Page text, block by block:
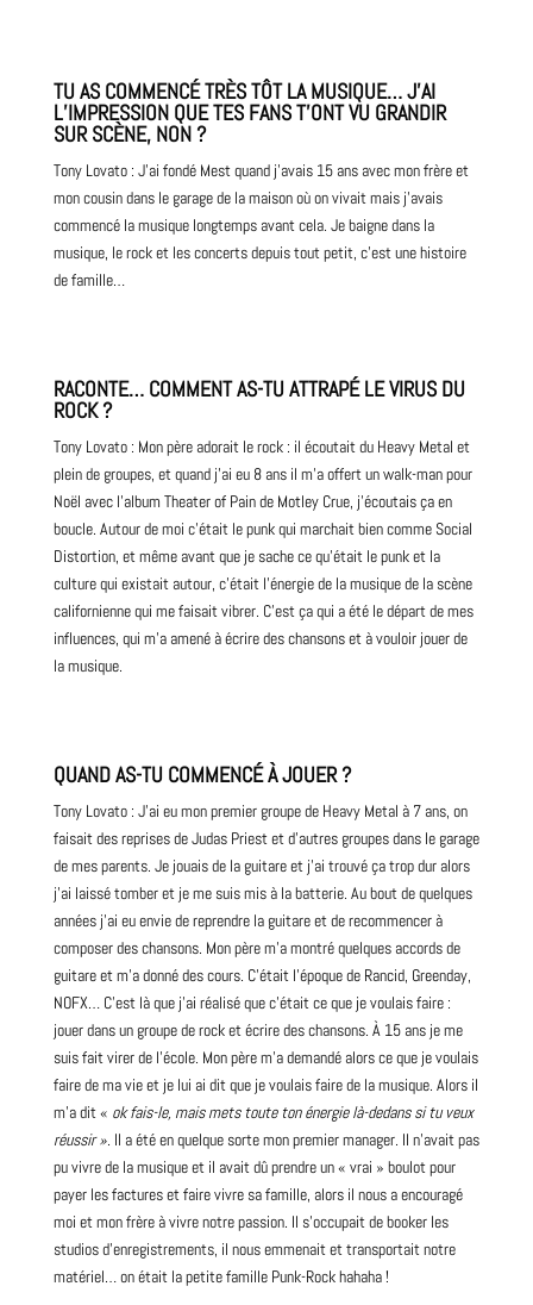
TU AS COMMENCÉ TRÈS TÔT LA MUSIQUE… J’AI
L’IMPRESSION QUE TES FANS T’ONT VU GRANDIR
SUR SCÈNE, NON ?
Tony Lovato : J’ai fondé Mest quand j’avais 15 ans avec mon frère et
mon cousin dans le garage de lamaisonoù on vivait mais j’avais
commencé la musique longtemps avant cela. Je baigne dans la
musique, le rock et les concerts depuis tout petit, c’est une histoire
de famille…
RACONTE… COMMENT AS-TU ATTRAPÉ LE VIRUS DU
ROCK ?
Tony Lovato : Mon père adorait le rock : il écoutait du Heavy Metal et
plein de groupes, et quand j’ai eu 8 ans il m’a offert un walk-man pour
Noël avec l’album Theater of Pain de Motley Crue, j’écoutais ça en
boucle. Autour de moi c’était le punk qui marchait bien comme Social
Distortion, et même avant que je sache ce qu’était le punk et la
culture qui existait autour, c’était l’énergie de la musique de la scène
californienne qui me faisait vibrer. C’est ça qui a été le départ de mes
influences, qui m’a amené à écrire des chansons et à vouloir jouer de
la musique.
QUAND AS-TU COMMENCÉ À JOUER ?
Tony Lovato : J’ai eu mon premier groupe de Heavy Metal à 7 ans, on
faisait des reprises de Judas Priest et d’autres groupes dans le garage
de mes parents. Je jouais de laguitareet j’ai trouvé ça trop dur alors
j’ai laissé tomber et je me suis mis à la batterie. Au bout de quelques
années j’ai eu envie de reprendre laguitareet de recommencer à
composer des chansons. Mon père m’a montré quelques accords de
guitare et m’a donné des cours. C’était l’époque de Rancid, Greenday,
NOFX… C’est là que j’ai réalisé que c’était ce que je voulais faire :
jouer dans un groupe de rock et écrire des chansons. À 15 ans je me
suis fait virer de l’école. Mon père m’a demandé alors ce que je voulais
faire de ma vie et je lui ai dit que je voulais faire de la musique. Alors il
m’a dit « ok fais-le, mais mets toute ton énergie là-dedans si tu veux
réussir ». Il a été en quelque sorte mon premier manager. Il n’avait pas
pu vivre de la musique et il avait dû prendre un « vrai » boulot pour
payer les factures et faire vivre sa famille, alors il nous a encouragé
moi et mon frère à vivre notre passion. Il s’occupait de booker les
studios d’enregistrements, il nous emmenait et transportait notre
matériel… on était la petite famille Punk-Rock hahaha !